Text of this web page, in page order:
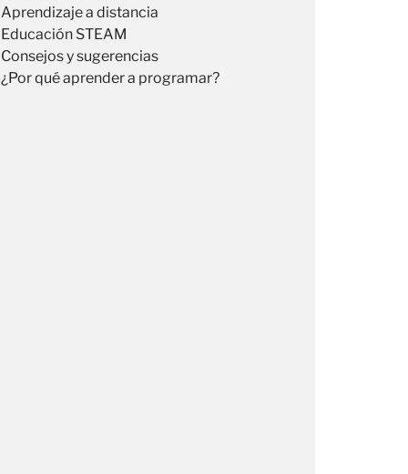
Aprendizaje a distancia
Educación STEAM
Consejos y sugerencias
¿Por qué aprender a programar?